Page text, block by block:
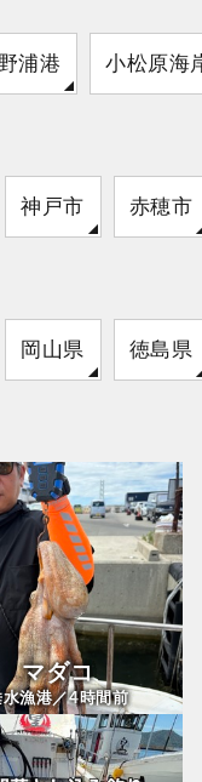
浦港 小松原海
神戸市 赤穂市
岡山県 徳島県
マダコ
水漁港／4時間前